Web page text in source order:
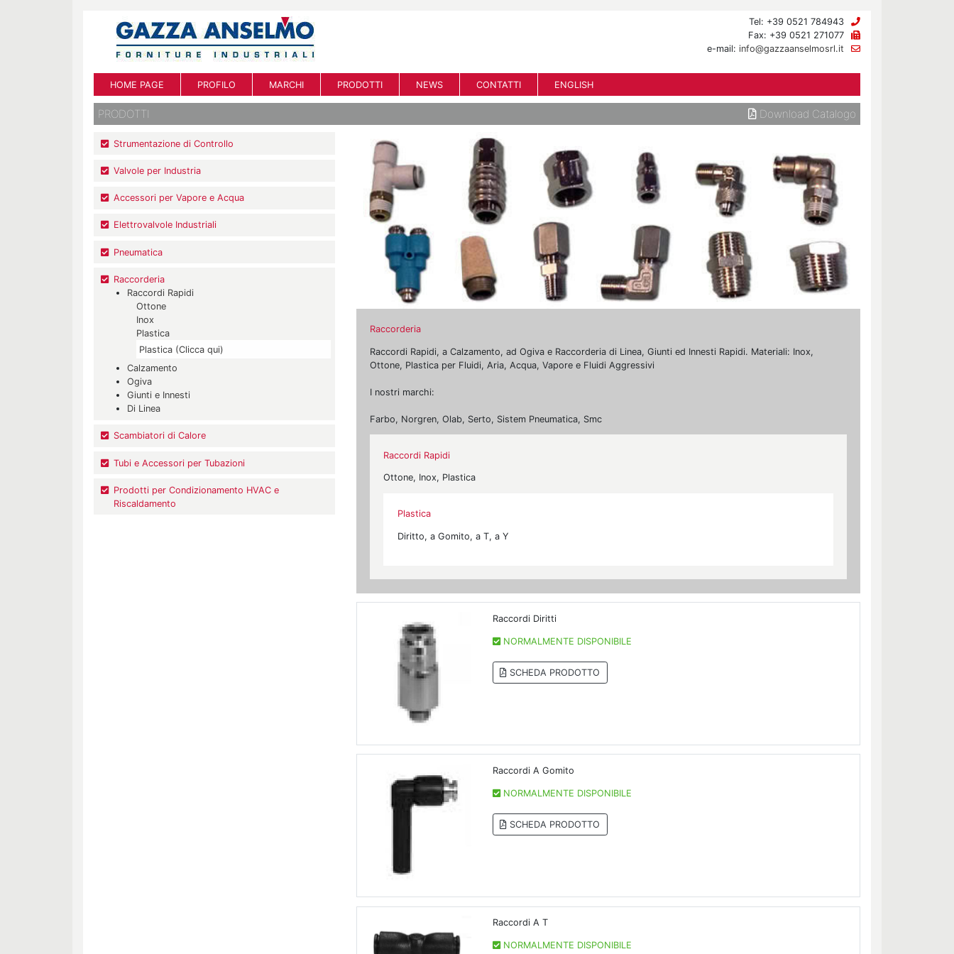
Tel: +39 0521 784943
Fax: +39 0521 271077
e-mail: info@gazzaanselmosrl.it
HOME PAGE PROFILO MARCHI PRODOTTI NEWS CONTATTI ENGLISH
PRODOTTI Download Catalogo
Strumentazione di Controllo
Valvole per Industria
Accessori per Vapore e Acqua
Elettrovalvole Industriali
Pneumatica
Raccorderia
Raccordi Rapidi
Ottone
Inox
Plastica
Plastica (Clicca qui)
Calzamento
Ogiva
Giunti e Innesti
Di Linea
Scambiatori di Calore
Tubi e Accessori per Tubazioni
Prodotti per Condizionamento HVAC e
Riscaldamento
Raccorderia
Raccordi Rapidi, a Calzamento, ad Ogiva e Raccorderia di Linea, Giunti ed Innesti Rapidi. Materiali: Inox,
Ottone, Plastica per Fluidi, Aria, Acqua, Vapore e Fluidi Aggressivi
I nostri marchi:
Farbo, Norgren, Olab, Serto, Sistem Pneumatica, Smc
Raccordi Rapidi
Ottone, Inox, Plastica
Plastica
Diritto, a Gomito, a T, a Y
Raccordi Diritti
NORMALMENTE DISPONIBILE
SCHEDA PRODOTTO
Raccordi A Gomito
NORMALMENTE DISPONIBILE
SCHEDA PRODOTTO
Raccordi A T
NORMALMENTE DISPONIBILE